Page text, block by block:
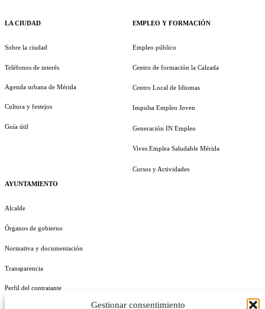
Gestionar consentimiento
LA CIUDAD
Sobre la ciudad
Teléfonos de interés
Agenda urbana de Mérida
Cultura y festejos
Guía útil
AYUNTAMIENTO
Alcalde
Órganos de gobierno
Normativa y documentación
Transparencia
Perfil del contratante
EMPLEO Y FORMACIÓN
Empleo público
Centro de formación la Calzada
Centro Local de Idiomas
Impulsa Empleo Joven
Generación IN Empleo
Vives Emplea Saludable Mérida
Cursos y Actividades